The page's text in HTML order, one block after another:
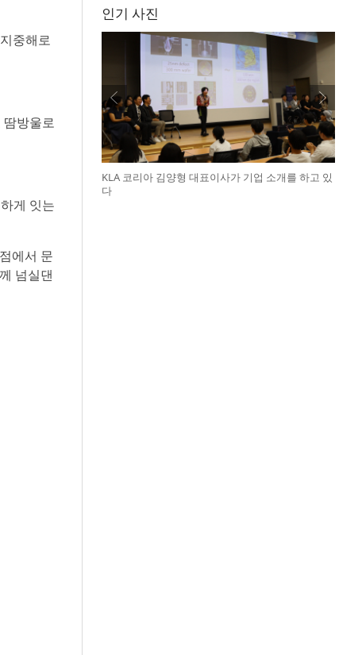
중해로
땀방울로
게 잇는
에서 문
넘실댄
인기 사진
KLA 코리아 김양형 대표이사가 기업 소개를 하고 있
다